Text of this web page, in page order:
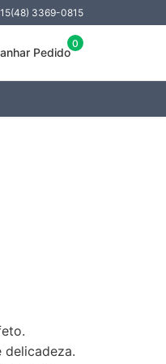
(48) 3369-0815
Pedido
0
delicadeza.